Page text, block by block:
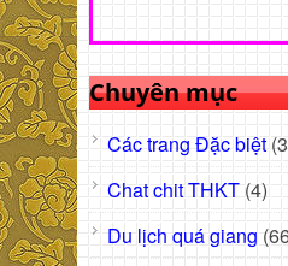
Chuyên mục
Các trang Đặc biệt
Chat chit THKT (4)
Du lịch quá giang